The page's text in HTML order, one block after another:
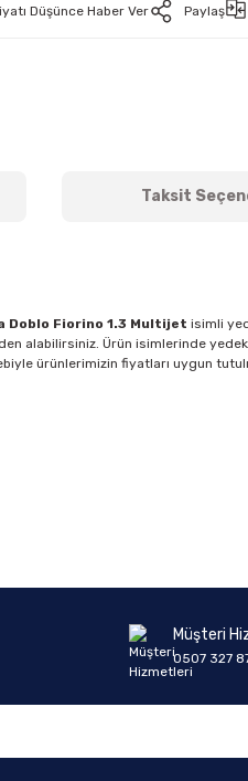
Düşünce Haber Ver Paylaş
Taksit
Fiorino 1.3 Multijet isimli
alabilirsiniz. Ürün isimlerinde
ürünlerimizin fiyatları uygun
Müşteri
0507 327